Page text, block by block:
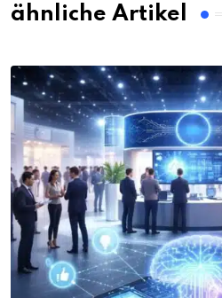
ähnliche Artikel